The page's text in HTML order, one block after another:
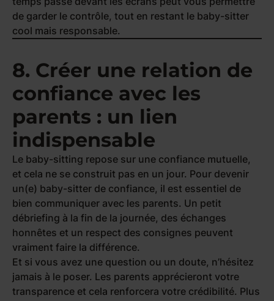
de garder le contrôle, tout en restant le baby-sitter
cool mais responsable.
8. Créer une relation de
confiance avec les
parents : un lien
indispensable
Le baby-sitting repose sur une confiance mutuelle,
et cela ne se construit pas en un jour. Pour devenir
un(e) baby-sitter de confiance, il est essentiel de
bien communiquer avec les parents. Un petit
débriefing à la fin de la journée, des échanges
honnêtes et un respect des consignes peuvent
vraiment faire la différence.
Et si vous avez une question ou un doute, n’hésitez
jamais à le poser. Les parents apprécieront votre
transparence et cela renforcera votre crédibilité. Plus